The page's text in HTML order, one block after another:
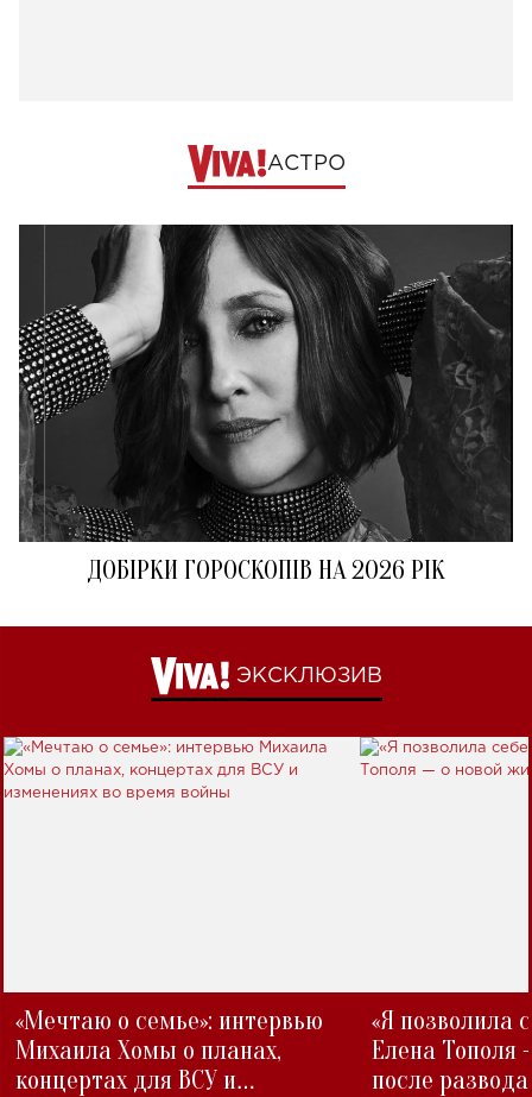
АСТРО
ДОБІРКИ ГОРОСКОПІВ НА 2026 РІК
ЭКСКЛЮЗИВ
«Мечтаю о семье»: интервью
Михаила Хомы о планах,
концертах для ВСУ и
«Я позволила
Елена Тополя
после развода